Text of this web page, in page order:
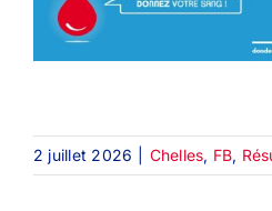
2 juillet 2026 Chelles, FB,